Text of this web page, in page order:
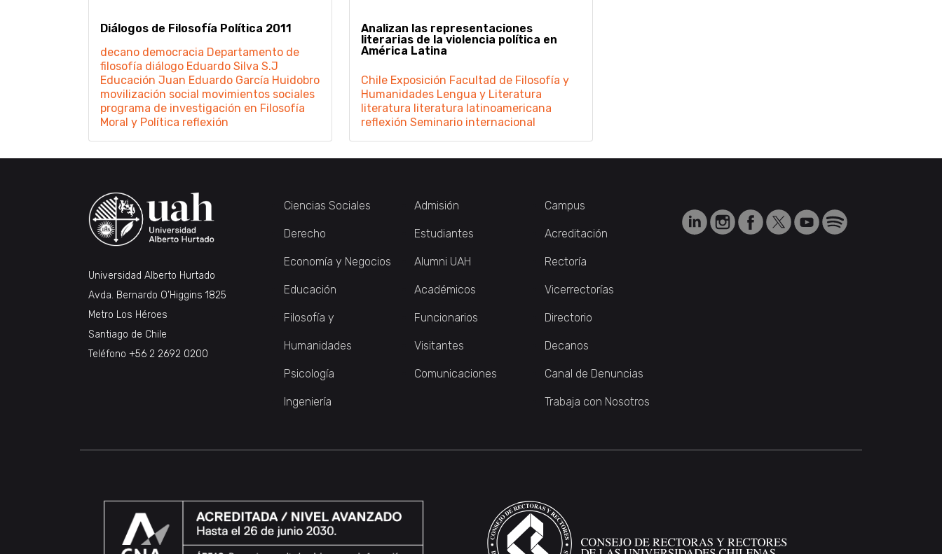
Diálogos de Filosofía Política 2011
decano democracia Departamento de
filosofía diálogo Eduardo Silva S.J
Educación Juan Eduardo García Huidobro
movilización social movimientos sociales
programa de investigación en Filosofía
Moral y Política reflexión
Analizan las representaciones
literarias de la violencia política en
América Latina
Chile Exposición Facultad de Filosofía y
Humanidades Lengua y Literatura
literatura literatura latinoamericana
reflexión Seminario internacional
Universidad Alberto Hurtado
Avda. Bernardo O’Higgins 1825
Metro Los Héroes
Santiago de Chile
Teléfono +56 2 2692 0200
Ciencias Sociales
Derecho
Economía y Negocios
Educación
Filosofía y
Humanidades
Psicología
Ingeniería
Admisión
Estudiantes
Alumni UAH
Académicos
Funcionarios
Visitantes
Comunicaciones
Campus
Acreditación
Rectoría
Vicerrectorías
Directorio
Decanos
Canal de Denuncias
Trabaja con Nosotros